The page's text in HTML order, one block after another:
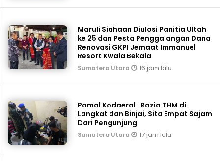
Maruli Siahaan Diulosi Panitia Ultah
ke 25 dan Pesta Penggalangan Dana
Renovasi GKPI Jemaat Immanuel
Resort Kwala Bekala
Sumatera Utara 16 jam lalu
Pomal Kodaeral I Razia THM di
Langkat dan Binjai, Sita Empat Sajam
Dari Pengunjung
Sumatera Utara 17 jam lalu